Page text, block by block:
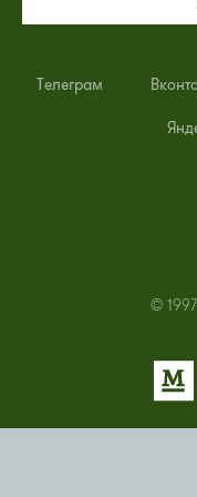
Телеграм
©